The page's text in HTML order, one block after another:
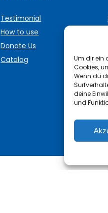
Um dir ein
Cookies,
Wenn du
deine
und
Testimonial
How to use
Donate Us
Catalog